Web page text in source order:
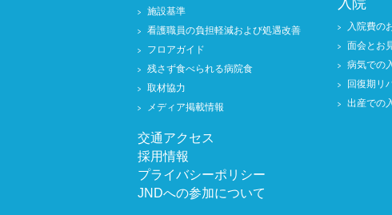
施設基準
看護職員の負担軽減および処遇改善
フロアガイド
残さず食べられる病院食
取材協力
メディア掲載情報
交通アクセス
採用情報
プライバシーポリシー
JNDへの参加について
入院
入院費の
面会とお
病気での
回復期リ
出産での